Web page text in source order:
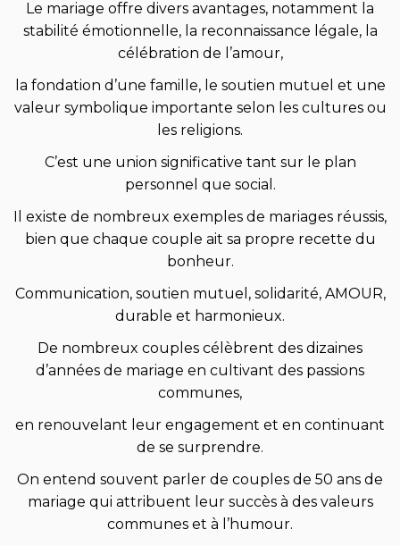
Le mariage offre divers avantages, notamment la
stabilité émotionnelle, la reconnaissance légale, la
célébration de l’amour,
la fondation d’une famille, le soutien mutuel et une
valeur symbolique importante selon les cultures ou
les religions.
C’est une union significative tant sur le plan
personnel que social.
Il existe de nombreux exemples de mariages réussis,
bien que chaque couple ait sa propre recette du
bonheur.
Communication, soutien mutuel, solidarité, AMOUR,
durable et harmonieux.
De nombreux couples célèbrent des dizaines
d’années de mariage en cultivant des passions
communes,
en renouvelant leur engagement et en continuant
de se surprendre.
On entend souvent parler de couples de 50 ans de
mariage qui attribuent leur succès à des valeurs
communes et à l’humour.